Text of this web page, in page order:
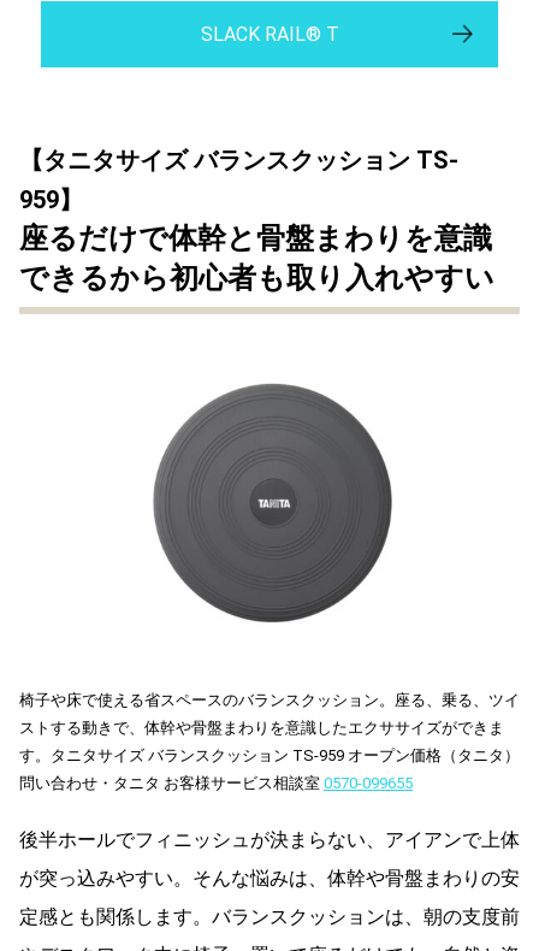
SLACK RAIL®︎ T
【タニタサイズ バランスクッション TS-
959】
座るだけで体幹と骨盤まわりを意識
できるから初心者も取り入れやすい
椅子や床で使える省スペースのバランスクッション。座る、乗る、ツイ
ストする動きで、体幹や骨盤まわりを意識したエクササイズができま
す。タニタサイズ バランスクッション TS-959 オープン価格（タニタ）
問い合わせ・タニタ お客様サービス相談室 0570-099655
後半ホールでフィニッシュが決まらない、アイアンで上体
が突っ込みやすい。そんな悩みは、体幹や骨盤まわりの安
定感とも関係します。バランスクッションは、朝の支度前